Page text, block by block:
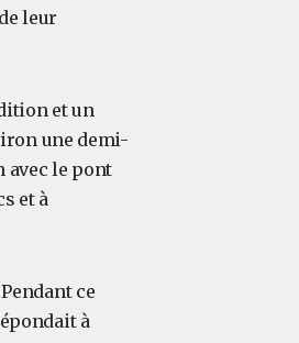
leur
et un
une demi-
avec le pont
et à
ce
à